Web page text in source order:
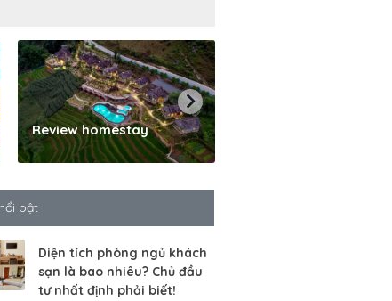
Review homestay
bật
Diện tích phòng ngủ khách
sạn là bao nhiêu? Chủ đầu
tư nhất định phải biết!